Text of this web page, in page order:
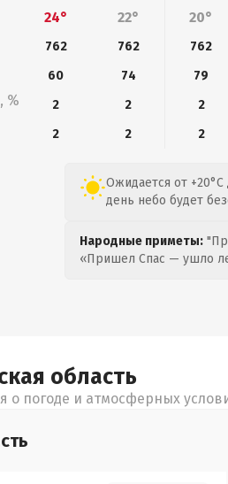
%
24°
22° 20°
762 762 762
60
74 79
2
2 2
2
2 2
Ожидается от
день небо будет
Народные приметы:
«Пришел Спас — ушло
область
погоде и атмосферных